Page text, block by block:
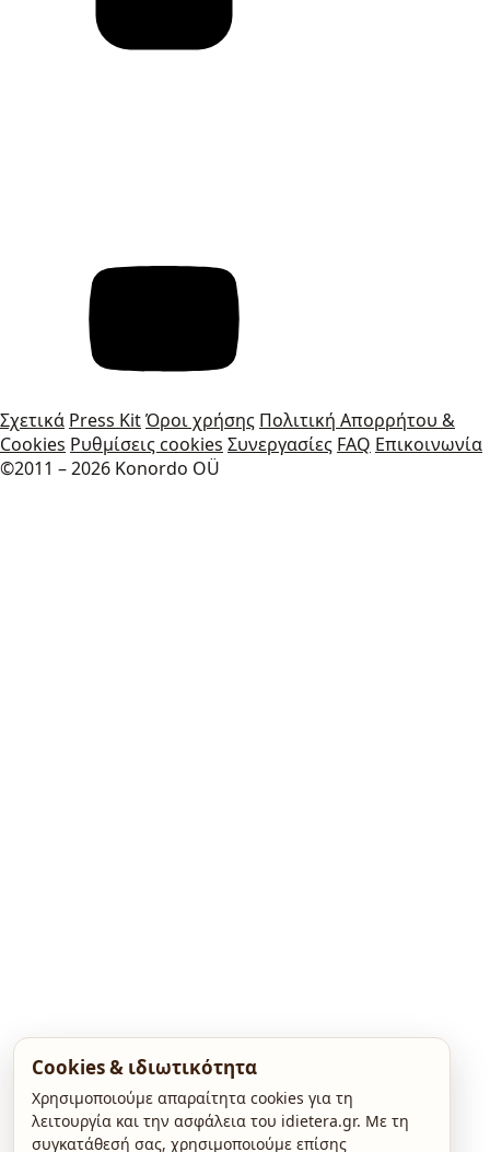
Σχετικά Press KitΌροι χρήσης Πολιτική Απορρήτου &
Cookies Ρυθμίσεις cookies Συνεργασίες FAQ Επικοινωνία
©2011 – 2026 Konordo OÜ
Cookies & ιδιωτικότητα
Χρησιμοποιούμε απαραίτητα cookies για τη
λειτουργία και την ασφάλεια του idietera.gr. Με τη
συγκατάθεσή σας, χρησιμοποιούμε επίσης